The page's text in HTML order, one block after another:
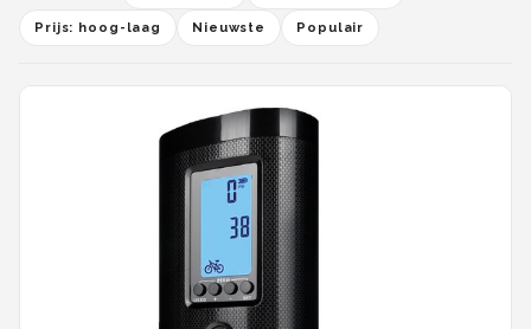
Prijs: hoog-laag Nieuwste Populair